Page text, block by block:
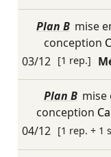
Plan B mise
conception
03/12 [1 rep.]
Plan B mise
conception
04/12 [1 rep. + 1